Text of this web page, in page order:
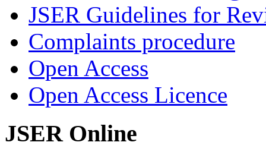
JSER Guidelines for
Complaints procedure
Open Access
Open Access Licence
JSER Online